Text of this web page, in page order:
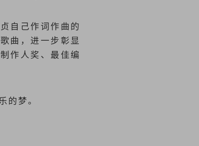
自己作词作曲的
曲，进一步彰显
作人奖、最佳编
梦。